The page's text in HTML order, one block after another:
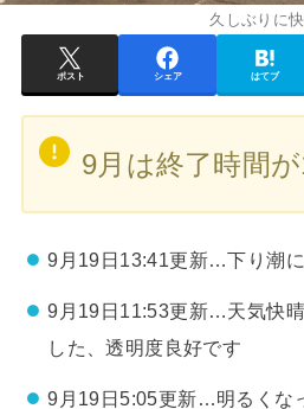
久しぶりに
ポスト シェア はてブ
9月は終了時間
9月19日13:41更新…下り潮に
9月19日11:53更新…天気快
した、透明度良好です
9月19日5:05更新…明るくな